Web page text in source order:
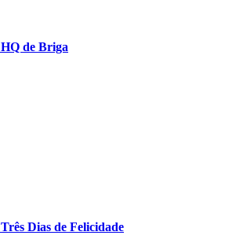
HQ de Briga
Três Dias de Felicidade